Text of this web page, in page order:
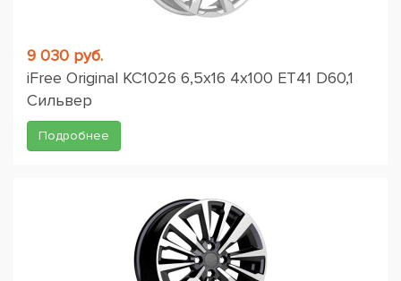
9 030 руб.
iFree Original КС1026 6,5x16 4x100 ET41 D60,1
Сильвер
Подробнее